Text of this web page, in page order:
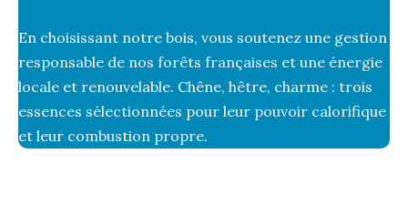
En choisissant notre bois, vous soutenez une gestion
responsable de nos forêts françaises et une énergie
locale et renouvelable. Chêne, hêtre, charme : trois
essences sélectionnées pour leur pouvoir calorifique
et leur combustion propre.